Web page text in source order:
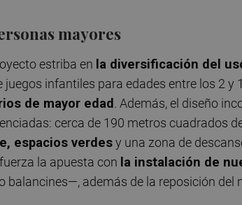
mayores
estriba en la diversificación del
infantiles para edades entre los 2 y
de mayor edad. Además, el diseño
cerca de 190 metros cuadrados
espacios verdesy una zona de
la apuesta con la instalación de
además de la reposición del